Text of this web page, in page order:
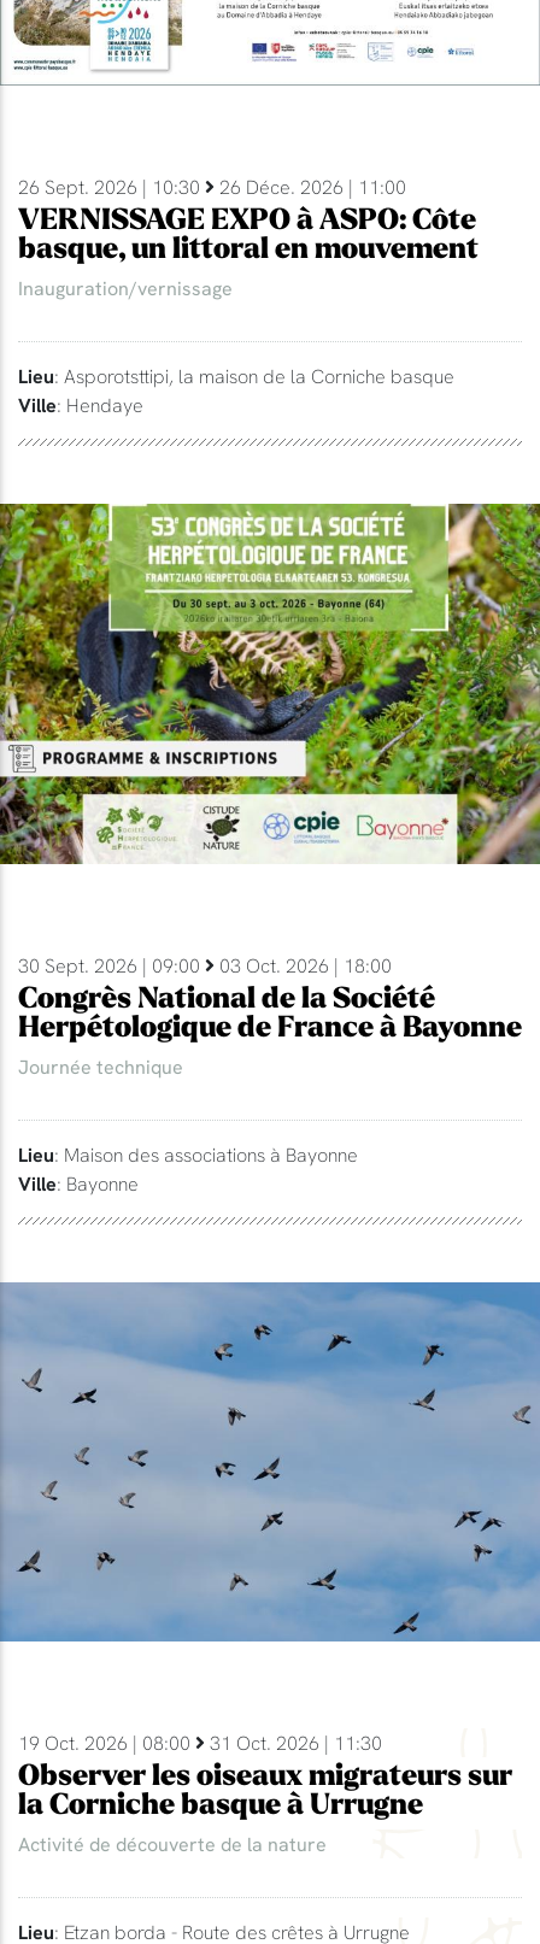
26 Sept. 2026 | 10:30 26 Déce. 2026 | 11:00
VERNISSAGE EXPO à ASPO: Côte
basque, un littoral en mouvement
Inauguration/vernissage
Lieu: Asporotsttipi, la maison de la Corniche basque
Ville: Hendaye
30 Sept. 2026 | 09:00 03 Oct. 2026 | 18:00
Congrès National de la Société
Herpétologique de France à Bayonne
Journée technique
Lieu: Maison des associations à Bayonne
Ville: Bayonne
19 Oct. 2026 | 08:00 31 Oct. 2026 | 11:30
Observer les oiseaux migrateurs sur
la Corniche basque à Urrugne
Activité de découverte de la nature
Lieu: Etzan borda - Route des crêtes à Urrugne